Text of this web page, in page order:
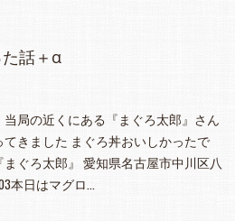
話＋α
当局の近くにある『まぐろ太郎』さん
てきました まぐろ丼おいしかったで
まぐろ太郎』 愛知県名古屋市中川区八
本日はマグロ…